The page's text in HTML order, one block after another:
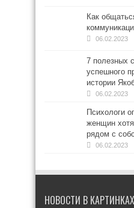
Как
06.02.2023
7 полезных
успешного
истории
06.02.2023
Психологи
женщин
рядом с
06.02.2023
НОВОСТИ В КАРТИНКАХ